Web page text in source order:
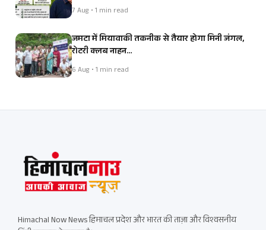
7 Aug • 1 min read
जमटा में मियावाकी तकनीक से तैयार होगा मिनी जंगल,
रोटरी क्लब नाहन…
6 Aug • 1 min read
Himachal Now News हिमाचल प्रदेश और भारत की ताज़ा और विश्वसनीय